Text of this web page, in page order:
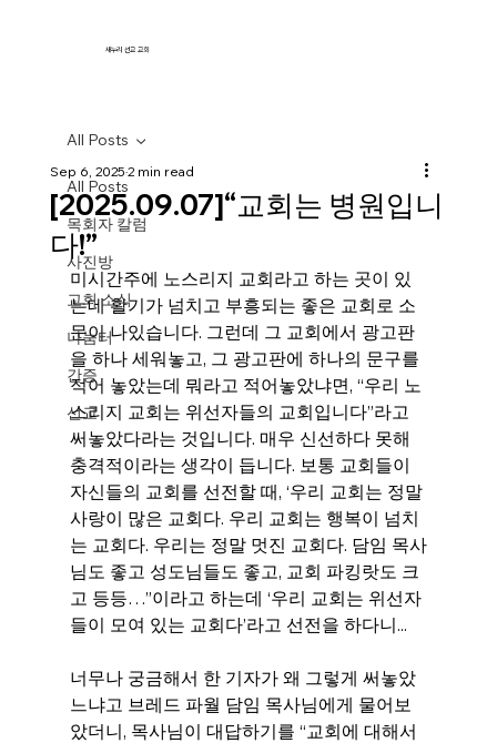
새누리 선교 교회
All Posts
목회자 칼럼
사진방
교회 소식
나눔터
간증
선교
All Posts
[2025.09.07]“교회는 병원입니
다!”
Sep 6, 20252 min read
미시간주에 노스리지 교회라고 하는 곳이 있
는데 활기가 넘치고 부흥되는 좋은 교회로 소
문이 나있습니다. 그런데 그 교회에서 광고판
을 하나 세워놓고, 그 광고판에 하나의 문구를
적어 놓았는데 뭐라고 적어놓았냐면, “우리 노
스리지 교회는 위선자들의 교회입니다”라고
써놓았다라는 것입니다. 매우 신선하다 못해
충격적이라는 생각이 듭니다. 보통 교회들이
자신들의 교회를 선전할 때, ‘우리 교회는 정말
사랑이 많은 교회다. 우리 교회는 행복이 넘치
는 교회다. 우리는 정말 멋진 교회다. 담임 목사
님도 좋고 성도님들도 좋고, 교회 파킹랏도 크
고 등등…”이라고 하는데 ‘우리 교회는 위선자
들이 모여 있는 교회다’라고 선전을 하다니...
너무나 궁금해서 한 기자가 왜 그렇게 써놓았
느냐고 브레드 파월 담임 목사님에게 물어보
았더니, 목사님이 대답하기를 “교회에 대해서